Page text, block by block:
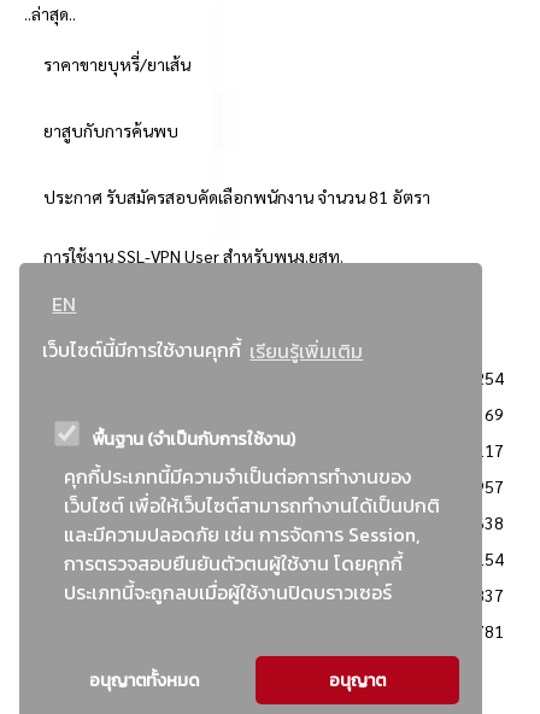
EN
เว็บไซต์นี้มีการใช้งานคุกกี้ เรียนรู้เพิ่มเติม
พื้นฐาน (จำเป็นกับการใช้งาน)
คุกกี้ประเภทนี้มีความจำเป็นต่อการทำงานของ
เว็บไซต์ เพื่อให้เว็บไซต์สามารถทำงานได้เป็นปกติ
และมีความปลอดภัย เช่น การจัดการ Session,
การตรวจสอบยืนยันตัวตนผู้ใช้งาน โดยคุกกี้
ประเภทนี้จะถูกลบเมื่อผู้ใช้งานปิดบราวเซอร์
อนุญาตทั้งหมด อนุญาต
..ล่าสุด..
ราคาขายบุหรี่/ยาเส้น
ยาสูบกับการค้นพบ
ประกาศ รับสมัครสอบคัดเลือกพนักงาน จำนวน 81 อัตรา
การใช้งาน SSL-VPN User สำหรับพนง.ยสท.
..ยอดนิยม..
3254
2369
: วิธีเฉพาะเจาะจง
2117
ข่าวสาร/ประกาศ
1957
: เอกสารส่งเสริมความโปร่งใสในการจัดซื้อจัดจ้าง
1638
ข่าวสารจัดซื้อจัดจ้าง
1154
: แผนการจัดซื้อจัดจ้าง
837
781